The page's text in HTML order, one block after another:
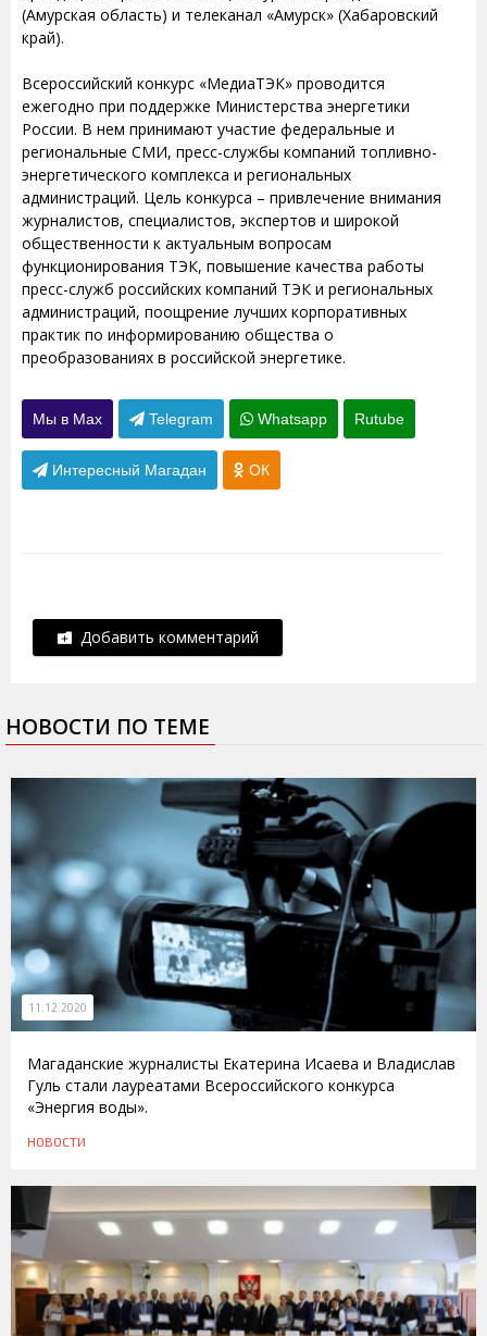
(Амурская область) и телеканал «Амурск» (Хабаровский
край).
Всероссийский конкурс «МедиаТЭК» проводится
ежегодно при поддержке Министерства энергетики
России. В нем принимают участие федеральные и
региональные СМИ, пресс-службы компаний топливно-
энергетического комплекса и региональных
администраций. Цель конкурса – привлечение внимания
журналистов, специалистов, экспертов и широкой
общественности к актуальным вопросам
функционирования ТЭК, повышение качества работы
пресс-служб российских компаний ТЭК и региональных
администраций, поощрение лучших корпоративных
практик по информированию общества о
преобразованиях в российской энергетике.
Мы в Max Telegram Whatsapp Rutube
Интересный Магадан ОК
Добавить комментарий
НОВОСТИ ПО ТЕМЕ
11.12.2020
Магаданские журналисты Екатерина Исаева и Владислав
Гуль стали лауреатами Всероссийского конкурса
«Энергия воды».
НОВОСТИ